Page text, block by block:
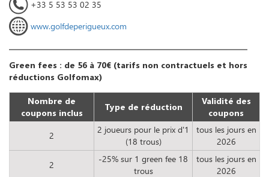
+33 5 53 53 02 35
www.golfdeperigueux.com
Green fees : de 56 à 70€ (tarifs non contractuels et hors
réductions Golfomax)
Nombre de
coupons inclus
Type de réduction
Validité des
coupons
2
2 joueurs pour le prix d'1
(18 trous)
tous les jours en
2026
2
-25% sur 1 green fee 18
trous
tous les jours en
2026